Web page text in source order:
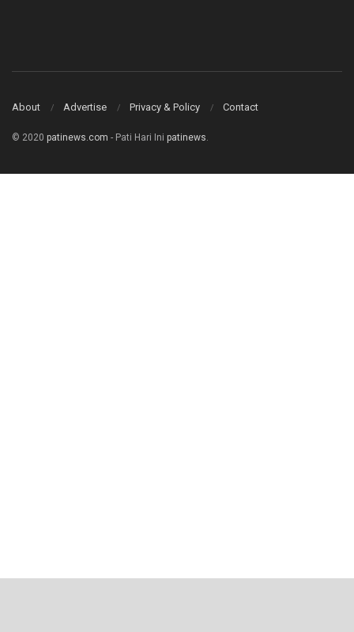
About Advertise Privacy & Policy Contact
© 2020 patinews.com - Pati Hari Ini patinews.